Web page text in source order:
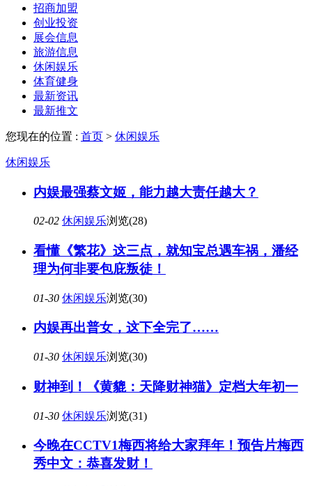
招商加盟
创业投资
展会信息
旅游信息
休闲娱乐
体育健身
最新资讯
最新推文
您现在的位置 : 首页 > 休闲娱乐
休闲娱乐
内娱最强蔡文姬，能力越大责任越大？
02-02 休闲娱乐浏览(28)
看懂《繁花》这三点，就知宝总遇车祸，潘经
理为何非要包庇叛徒！
01-30 休闲娱乐浏览(30)
内娱再出普女，这下全完了……
01-30 休闲娱乐浏览(30)
财神到！《黄貔：天降财神猫》定档大年初一
01-30 休闲娱乐浏览(31)
今晚在CCTV1梅西将给大家拜年！预告片梅西
秀中文：恭喜发财！